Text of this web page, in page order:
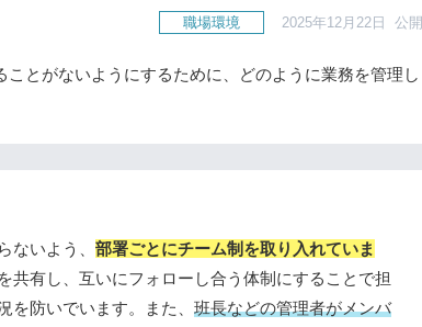
職場環境 2025年12月22日 公開
ことがないようにするために、どのように業務を管理し
ないよう、 部署ごとにチーム制を取り入れていま
共有し、互いにフォローし合う体制にすることで担
を防いでいます。また、 班長などの管理者がメンバ